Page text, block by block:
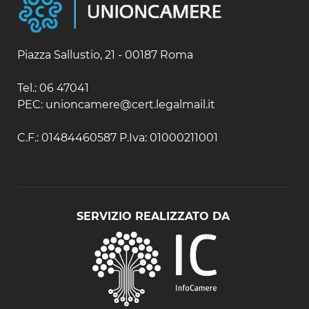
Samoa
Piazza Sallustio, 21 - 00187 Roma
Tel.: 06 47041
PEC: unioncamere@cert.legalmail.it
C.F.: 01484460587 P.Iva: 01000211001
SERVIZIO REALIZZATO DA